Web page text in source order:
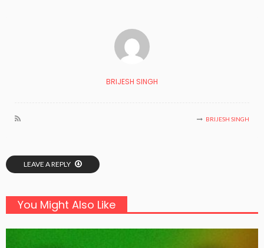
BRIJESH SINGH
BRIJESH SINGH
LEAVE A REPLY
You Might Also Like